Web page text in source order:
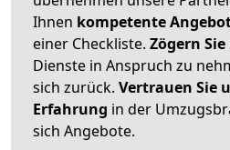
Ihnen kompetente
einer Checkliste. Zögern
Dienste in Anspruch zu
sich zurück. Vertrauen Sie
Erfahrung in der
sich Angebote.